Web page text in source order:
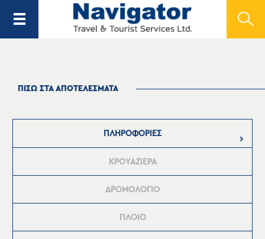
ΠΙΣΩ ΣΤΑ ΑΠΟΤΕΛΕΣΜΑΤΑ
ΠΛΗΡΟΦΟΡΙΕΣ
ΚΡΟΥΑΖΙΕΡΑ
ΔΡΟΜΟΛΟΓΙΟ
ΠΛΟΙΟ